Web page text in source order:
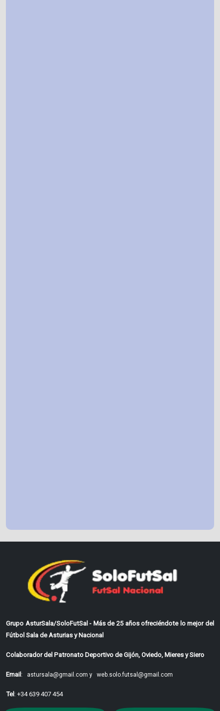
Grupo AsturSala/SoloFutSal - Más de 25 años ofreciéndote lo mejor del
Fútbol Sala de Asturias y Nacional
Colaborador del Patronato Deportivo de Gijón, Oviedo, Mieres y Siero
Email: astursala@gmail.com y web.solo.futsal@gmail.com
Tel: +34 639 407 454